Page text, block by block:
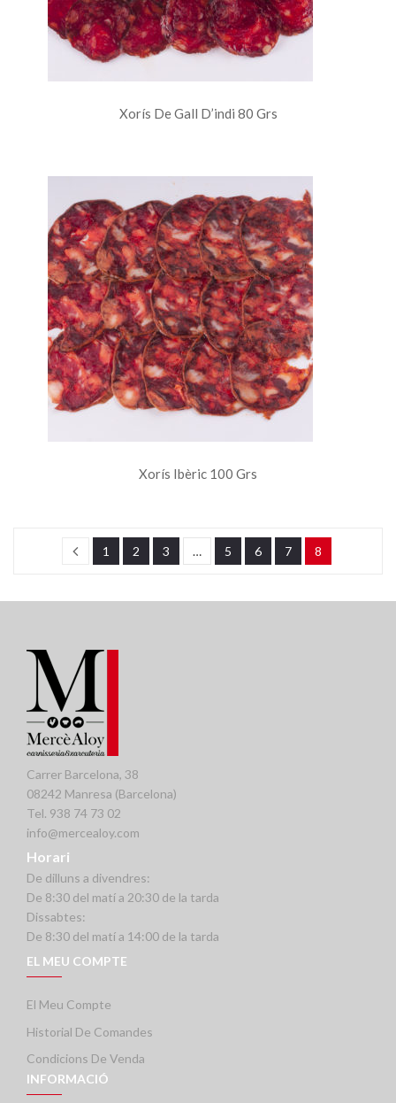
Xorís De Gall D’indi 80 Grs
Xorís Ibèric 100 Grs
1 2 3 … 5 6 7 8
Carrer Barcelona, 38
08242 Manresa (Barcelona)
Tel. 938 74 73 02
info@mercealoy.com
Horari
De dilluns a divendres:
De 8:30 del matí a 20:30 de la tarda
Dissabtes:
De 8:30 del matí a 14:00 de la tarda
EL MEU COMPTE
El Meu Compte
Historial De Comandes
Condicions De Venda
INFORMACIÓ